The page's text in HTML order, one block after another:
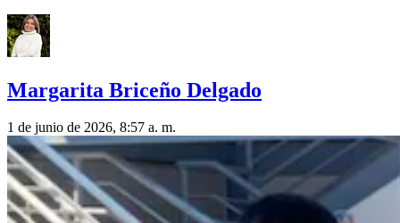
Margarita Briceño Delgado
1 de junio de 2026, 8:57 a. m.